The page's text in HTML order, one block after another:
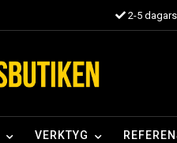
2-5
VERKTYG